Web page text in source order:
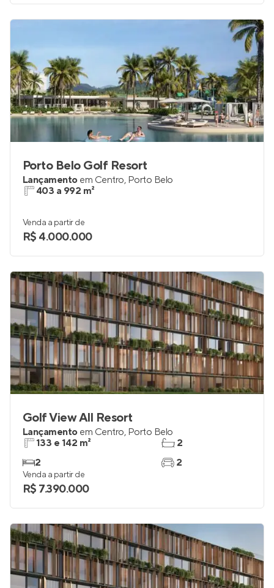
Porto Belo Golf Resort
Lançamento em Centro, Porto Belo
403 a 992 m²
Venda a partir de
R$ 4.000.000
Golf View All Resort
Lançamento em Centro, Porto Belo
133 e 142 m²
2
2
2
Venda a partir de
R$ 7.390.000